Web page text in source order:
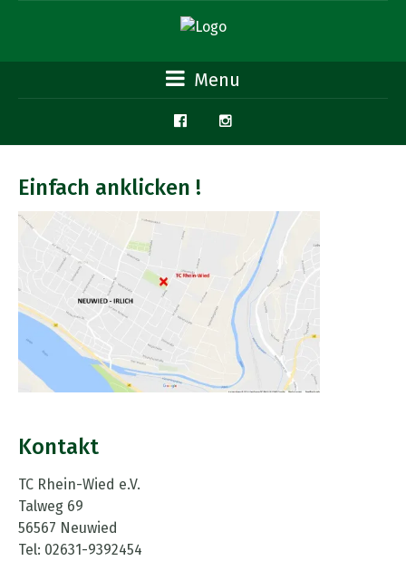
Menu
Einfach anklicken !
Kontakt
TC Rhein-Wied e.V.
Talweg 69
56567 Neuwied
Tel: 02631-9392454